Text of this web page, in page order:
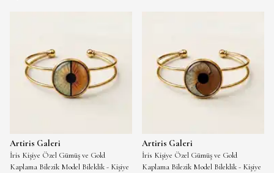
Artiris Galeri
İris Kişiye Özel Gümüş ve Gold
Kaplama Bilezik Model Bileklik - Kişiye
Artiris Galeri
İris Kişiye Özel Gümüş ve Gold
Kaplama Bilezik Model Bileklik - Kişiye